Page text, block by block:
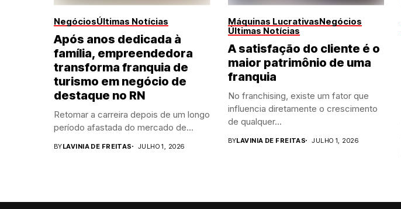
NegóciosÚltimas Notícias
Após anos dedicada à
família, empreendedora
transforma franquia de
turismo em negócio de
destaque no RN
Retomar a carreira depois de um longo
período afastada do mercado de...
BYLAVINIA DE FREITAS JULHO 1, 2026
Máquinas LucrativasNegócios
Últimas Notícias
A satisfação do cliente é o
maior patrimônio de uma
franquia
No franchising, existe um fator que
influencia diretamente o crescimento
de qualquer...
BYLAVINIA DE FREITAS JULHO 1, 2026